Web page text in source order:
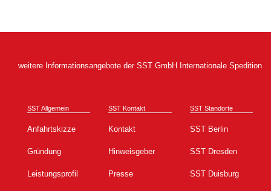
weitere Informationsangebote der SST GmbH Internationale Spedition
SST Allgemein
Anfahrtskizze
Gründung
Leistungsprofil
SST Kontakt
Kontakt
Hinweisgeber
Presse
SST Standorte
SST Berlin
SST Dresden
SST Duisburg